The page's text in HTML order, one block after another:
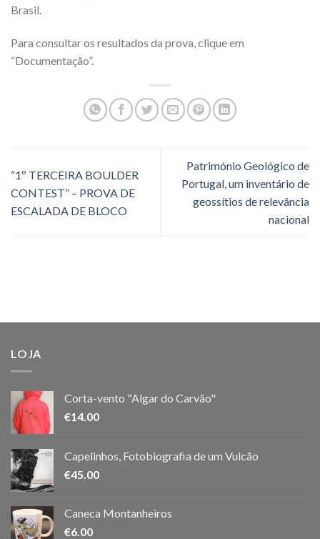
Brasil.
Para consultar os resultados da prova, clique em
“Documentação”.
“1º TERCEIRA BOULDER
CONTEST” – PROVA DE
ESCALADA DE BLOCO
Património Geológico de
Portugal, um inventário de
geossítios de relevância
nacional
LOJA
Corta-vento "Algar do Carvão"
€14.00
Capelinhos, Fotobiografia de um Vulcão
€45.00
Caneca Montanheiros
€6.00